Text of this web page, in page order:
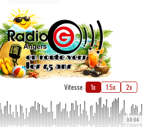
Vitesse : 1x 1.5x 2x
00:04